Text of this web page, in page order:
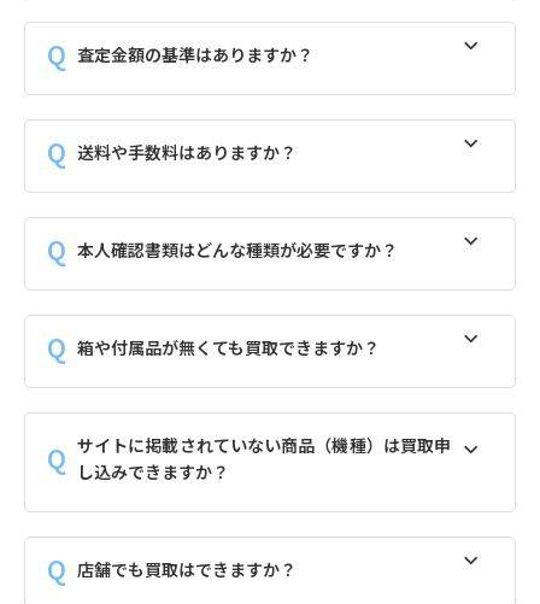
査定金額の基準はありますか？
送料や手数料はありますか？
本人確認書類はどんな種類が必要ですか？
箱や付属品が無くても買取できますか？
サイトに掲載されていない商品（機種）は買取申
し込みできますか？
店舗でも買取はできますか？